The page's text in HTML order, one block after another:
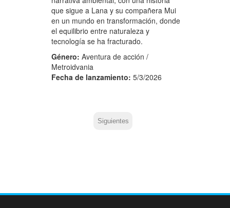
que sigue a Lana y su compañera Mui
en un mundo en transformación, donde
el equilibrio entre naturaleza y
tecnología se ha fracturado.
Género: Aventura de acción /
Metroidvania
Fecha de lanzamiento: 5/3/2026
Siguientes